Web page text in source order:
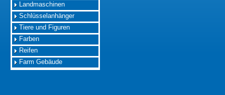
Landmaschinen
Schlüsselanhänger
Tiere und Figuren
Farben
Reifen
Farm Gebäude